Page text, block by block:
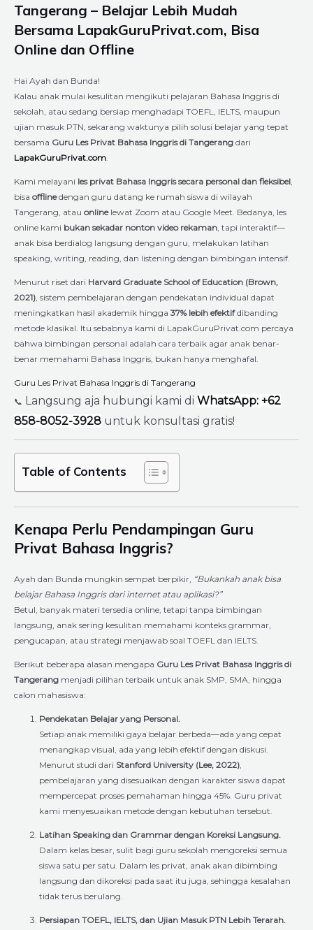
Tangerang – Belajar Lebih Mudah
Bersama LapakGuruPrivat.com, Bisa
Online dan Offline
Hai Ayah dan Bunda!
Kalau anak mulai kesulitan mengikuti pelajaran Bahasa Inggris di
sekolah, atau sedang bersiap menghadapi TOEFL, IELTS, maupun
ujian masuk PTN, sekarang waktunya pilih solusi belajar yang tepat
bersama Guru Les Privat Bahasa Inggris di Tangerang dari
LapakGuruPrivat.com
Kami melayani les privat Bahasa Inggris secara personal dan fleksibel
bisa offlinedengan guru datang ke rumah siswa di wilayah
Tangerang, atau onlinelewat Zoom atau Google Meet. Bedanya, les
online kami bukan sekadar nonton video rekaman , tapi interaktif—
anak bisa berdialog langsung dengan guru, melakukan latihan
speaking, writing, reading, dan listening dengan bimbingan intensif.
Menurut riset dari Harvard Graduate School of Education (Brown,
2021) , sistem pembelajaran dengan pendekatan individual dapat
meningkatkan hasil akademik hingga 37% lebih efektifdibanding
metode klasikal. Itu sebabnya kami di LapakGuruPrivat.com percaya
bahwa bimbingan personal adalah cara terbaik agar anak benar-
benar memahami Bahasa Inggris, bukan hanya menghafal.
Guru Les Privat Bahasa Inggris di Tangerang
📞 Langsung aja hubungi kami di WhatsApp: +62
858-8052-3928 untuk konsultasi gratis!
Table of Contents
Kenapa Perlu Pendampingan Guru
Privat Bahasa Inggris?
Ayah dan Bunda mungkin sempat berpikir, “Bukankah anak bisa
belajar Bahasa Inggris dari internet atau aplikasi?”
Betul, banyak materi tersedia online, tetapi tanpa bimbingan
langsung, anak sering kesulitan memahami konteks grammar,
pengucapan, atau strategi menjawab soal TOEFL dan IELTS.
Berikut beberapa alasan mengapa Guru Les Privat Bahasa Inggris di
Tangerang menjadi pilihan terbaik untuk anak SMP, SMA, hingga
calon mahasiswa:
Pendekatan Belajar yang Personal.
Setiap anak memiliki gaya belajar berbeda—ada yang cepat
menangkap visual, ada yang lebih efektif dengan diskusi.
Menurut studi dari Stanford University (Lee, 2022)
pembelajaran yang disesuaikan dengan karakter siswa dapat
mempercepat proses pemahaman hingga 45%. Guru privat
kami menyesuaikan metode dengan kebutuhan tersebut.
Latihan Speaking dan Grammar dengan Koreksi Langsung.
Dalam kelas besar, sulit bagi guru sekolah mengoreksi semua
siswa satu per satu. Dalam les privat, anak akan dibimbing
langsung dan dikoreksi pada saat itu juga, sehingga kesalahan
tidak terus berulang.
Persiapan TOEFL, IELTS, dan Ujian Masuk PTN Lebih Terarah.